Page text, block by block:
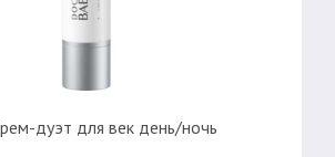
дуэт для век день/ночь